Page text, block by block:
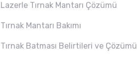
Lazerle Tırnak Mantarı Çözümü
Tırnak Mantarı Bakımı
Tırnak Batması Belirtileri ve Çözümü